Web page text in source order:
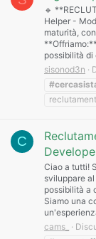
🔹
Helper -
maturità,
possibilità
sisonod3n
C
Ciao a tutti!
sviluppare
possibilità a
Siamo una
cams_